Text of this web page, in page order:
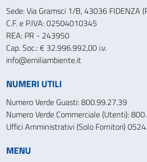
Sede: Via Gramsci 1/B, 43036 FIDENZA
C.F. e P.IVA: 02504010345
REA: PR - 243950
Cap. Soc.: € 32.996.992,00 i.v.
info@emiliambiente.it
NUMERI UTILI
Numero Verde Guasti: 800.99.27.39
Numero Verde Commerciale (Utenti):
Uffici Amministrativi (Solo Fornitori)
MENU